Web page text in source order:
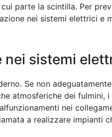
parte la scintilla. Per
nei sistemi elettrici e
nei sistemi
Se non
atmosferiche dei fulmini,
nei
a realizzare impianti